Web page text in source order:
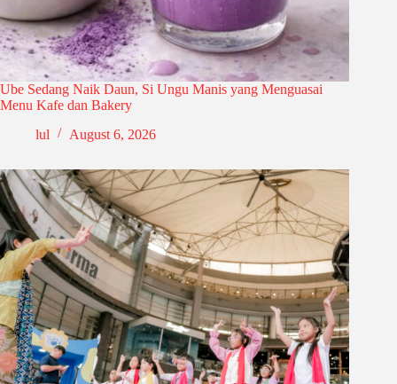
Ube Sedang Naik Daun, Si Ungu Manis yang Menguasai
Menu Kafe dan Bakery
lul
August 6, 2026